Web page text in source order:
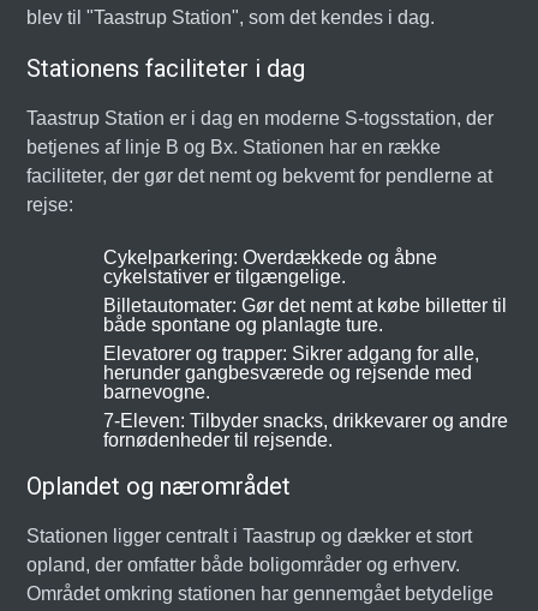
blev til "Taastrup Station", som det kendes i dag.
Stationens faciliteter i dag
Taastrup Station er i dag en moderne S-togsstation, der
betjenes af linje B og Bx. Stationen har en række
faciliteter, der gør det nemt og bekvemt for pendlerne at
rejse:
Cykelparkering: Overdækkede og åbne
cykelstativer er tilgængelige.
Billetautomater: Gør det nemt at købe billetter til
både spontane og planlagte ture.
Elevatorer og trapper: Sikrer adgang for alle,
herunder gangbesværede og rejsende med
barnevogne.
7-Eleven: Tilbyder snacks, drikkevarer og andre
fornødenheder til rejsende.
Oplandet og nærområdet
Stationen ligger centralt i Taastrup og dækker et stort
opland, der omfatter både boligområder og erhverv.
Området omkring stationen har gennemgået betydelige